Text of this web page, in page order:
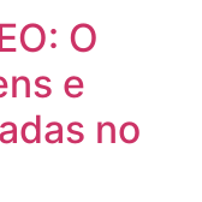
O
e
no